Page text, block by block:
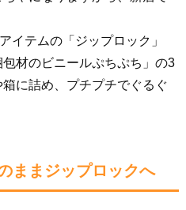
イテムの「ジップロック」
包材のビニールぷちぷち」の3
に詰め、プチプチでぐるぐ
ままジップロックへ